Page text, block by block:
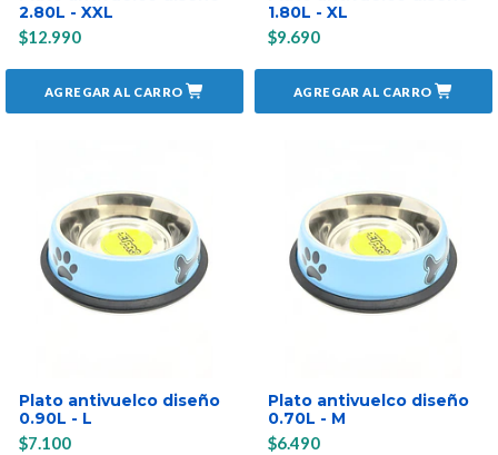
2.80L - XXL
$12.990
AGREGAR AL CARRO
1.80L - XL
$9.690
AGREGAR AL CARRO
Plato antivuelco diseño
0.90L - L
$7.100
Plato antivuelco diseño
0.70L - M
$6.490